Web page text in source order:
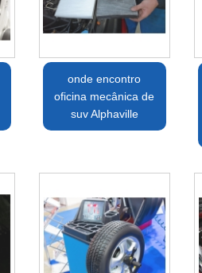
onde encontro
oficina mecânica de
suv Alphaville